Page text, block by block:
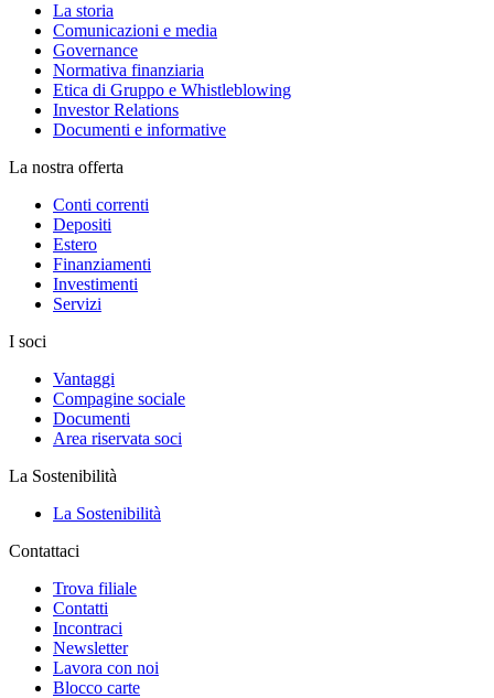
La storia
Comunicazioni e media
Governance
Normativa finanziaria
Etica di Gruppo e Whistleblowing
Investor Relations
Documenti e informative
La nostra offerta
Conti correnti
Depositi
Estero
Finanziamenti
Investimenti
Servizi
I soci
Vantaggi
Compagine sociale
Documenti
Area riservata soci
La Sostenibilità
La Sostenibilità
Contattaci
Trova filiale
Contatti
Incontraci
Newsletter
Lavora con noi
Blocco carte